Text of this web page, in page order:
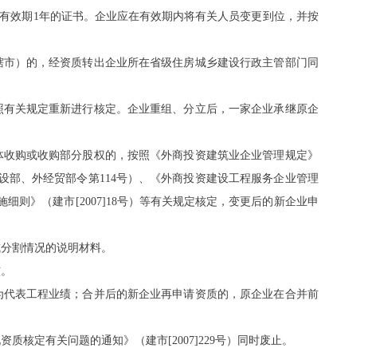
效期1年的证书。企业应在有效期内将有关人员变更到位，并按
）的，经资质转出企业所在省级住房城乡建设行政主管部门同
关规定重新进行核定。企业重组、分立后，一家企业承继原企
购或收购部分股权的，按照《外商投资建筑业企业管理规定》
部、外经贸部令第114号）、《外商投资建设工程服务企业管理
则》（建市[2007]18号）等有关规定核定，变更后的新企业申
割情况的说明材料。
表工程业绩；合并后的新企业再申请资质的，原企业在合并前
质核定有关问题的通知》（建市[2007]229号）同时废止。